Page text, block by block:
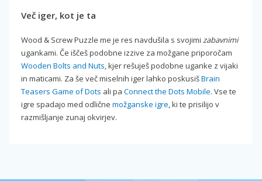
Več iger, kot je ta
Wood & Screw Puzzle me je res navdušila s svojimi zabavnimi
ugankami. Če iščeš podobne izzive za možgane priporočam
Wooden Bolts and Nuts, kjer rešuješ podobne uganke z vijaki
in maticami. Za še več miselnih iger lahko poskusišBrain
Teasers Game of Dots ali pa Connect the Dots Mobile. Vse te
igre spadajo med odlične možganske igre, ki te prisilijo v
razmišljanje zunaj okvirjev.